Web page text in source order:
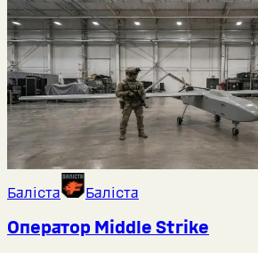
Баліста Баліста
Оператор Middlе Strike